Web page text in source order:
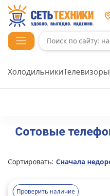
ХолодильникиТелевизоры
Сотовые
Сортировать: Сначала
Проверить наличие